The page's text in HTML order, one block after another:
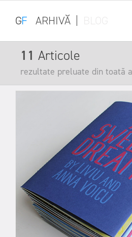
GF ARHIVĂ
11 Articole
rezultate preluate din toată